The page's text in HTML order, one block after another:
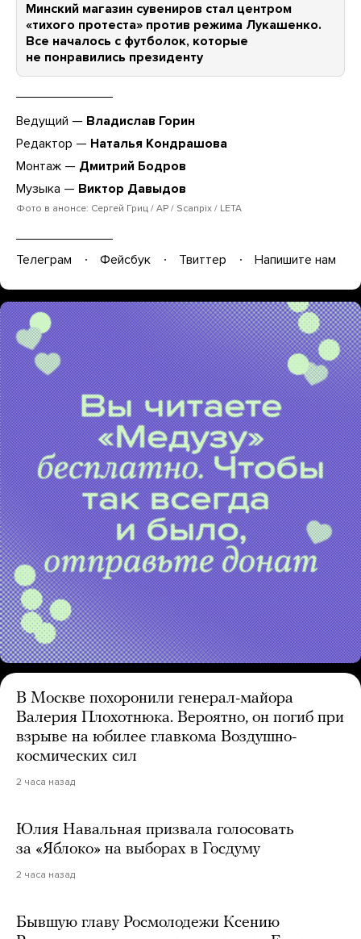
Минский магазин сувениров стал центром
«тихого протеста» против режима Лукашенко.
Все началось с футболок, которые
не понравились президенту
Ведущий — Владислав Горин
Редактор — Наталья Кондрашова
Монтаж — Дмитрий Бодров
Музыка — Виктор Давыдов
Фото в анонсе: Сергей Гриц / AP / Scanpix / LETA
Телеграм Фейсбук Твиттер Напишите нам
В Москве похоронили генерал-майора
Валерия Плохотнюка. Вероятно, он погиб при
взрыве на юбилее главкома Воздушно-
космических сил
2 часа назад
Юлия Навальная призвала голосовать
за «Яблоко» на выборах в Госдуму
2 часа назад
Бывшую главу Росмолодежи Ксению